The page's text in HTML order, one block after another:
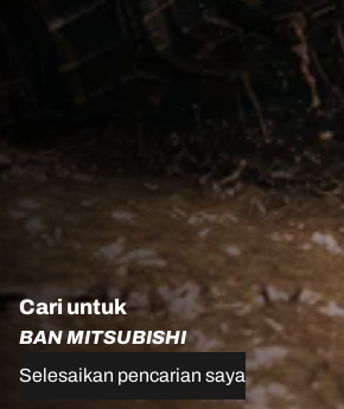
Cari untuk
BAN MITSUBISHI
Selesaikan pencarian saya